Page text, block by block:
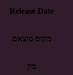
Release Date
מקום מוצאם
מין